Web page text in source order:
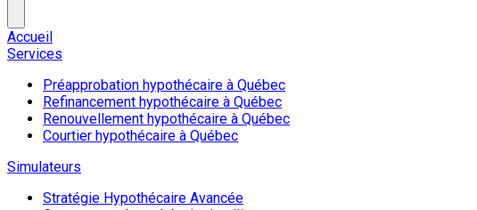
Accueil
Services
Préapprobation hypothécaire à Québec
Refinancement hypothécaire à Québec
Renouvellement hypothécaire à Québec
Courtier hypothécaire à Québec
Simulateurs
Stratégie Hypothécaire Avancée